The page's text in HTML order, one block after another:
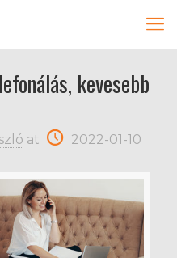
kevesebb
at 2022-01-10